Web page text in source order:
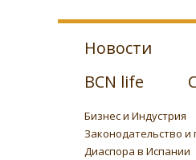
Новости
BCN life
Бизнес и Индустрия
Законодательство и
Диаспора в Испании